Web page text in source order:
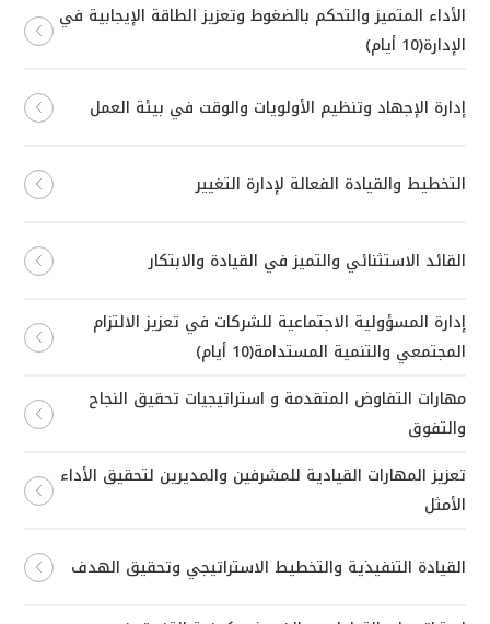
الأداء المتميز والتحكم بالضغوط وتعزيز الطاقة الإيجابية في
الإدارة(10 أيام)
إدارة الإجهاد وتنظيم الأولويات والوقت في بيئة العمل
التخطيط والقيادة الفعالة لإدارة التغيير
القائد الاستثنائي والتميز في القيادة والابتكار
إدارة المسؤولية الاجتماعية للشركات في تعزيز الالتزام
المجتمعي والتنمية المستدامة(10 أيام)
مهارات التفاوض المتقدمة و استراتيجيات تحقيق النجاح
والتفوق
تعزيز المهارات القيادية للمشرفين والمديرين لتحقيق الأداء
الأمثل
القيادة التنفيذية والتخطيط الاستراتيجي وتحقيق الهدف